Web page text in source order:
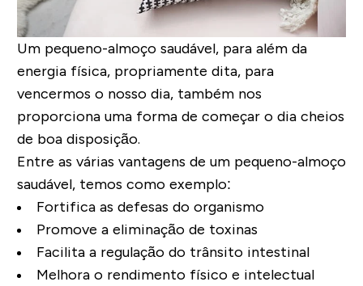
Um pequeno-almoço saudável, para além da
energia física, propriamente dita, para
vencermos o nosso dia, também nos
proporciona uma forma de começar o dia cheios
de boa disposição.
Entre as várias vantagens de um pequeno-almoço
saudável, temos como exemplo:
Fortifica as defesas do organismo
Promove a eliminação de toxinas
Facilita a regulação do trânsito intestinal
Melhora o rendimento físico e intelectual